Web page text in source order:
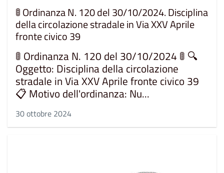
🚦 Ordinanza N. 120 del 30/10/2024. Disciplina
della circolazione stradale in Via XXV Aprile
fronte civico 39
🚦 Ordinanza N. 120 del 30/10/2024 🚦 🔍
Oggetto: Disciplina della circolazione
stradale in Via XXV Aprile fronte civico 39
📋 Motivo dell'ordinanza: Nu...
30 ottobre 2024